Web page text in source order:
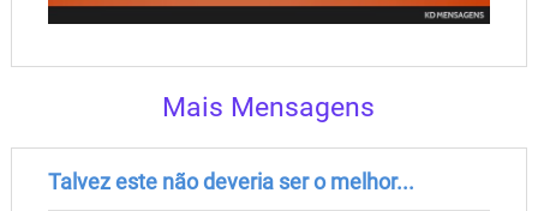
Mais Mensagens
Talvez este não deveria ser o melhor...